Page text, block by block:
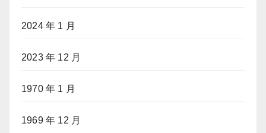
2024 年 1 月
2023 年 12 月
1970 年 1 月
1969 年 12 月